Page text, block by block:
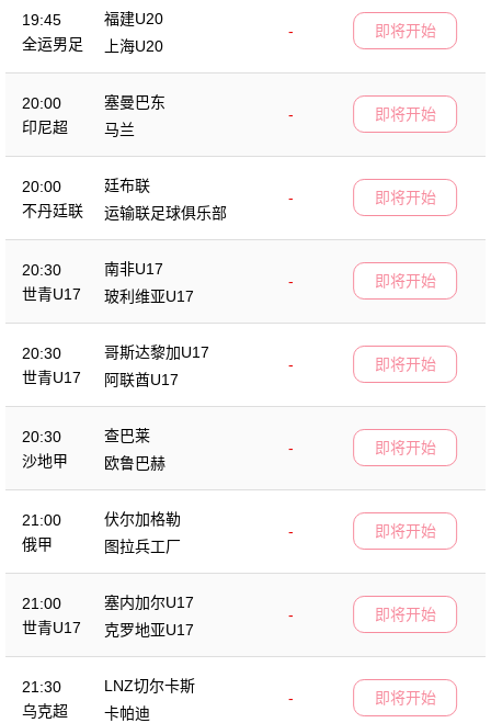
19:45
全运男足
福建U20
-
上海U20
即将开始
20:00
印尼超
塞曼巴东
-
马兰
即将开始
20:00
不丹廷联
廷布联
-
运输联足球俱乐部
即将开始
20:30
世青U17
南非U17
-
玻利维亚U17
即将开始
20:30
世青U17
哥斯达黎加U17
-
阿联酋U17
即将开始
20:30
沙地甲
查巴莱
-
欧鲁巴赫
即将开始
21:00
俄甲
伏尔加格勒
-
图拉兵工厂
即将开始
21:00
世青U17
塞内加尔U17
-
克罗地亚U17
即将开始
21:30
乌克超
LNZ切尔卡斯
-
卡帕迪
即将开始